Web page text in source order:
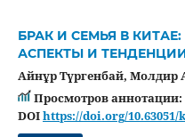
БРАК И СЕМЬЯ В
АСПЕКТЫ И
Айнұр Түргенбай, Молдир
Просмотров аннотации:
DOIhttps://doi.org/10.63051/